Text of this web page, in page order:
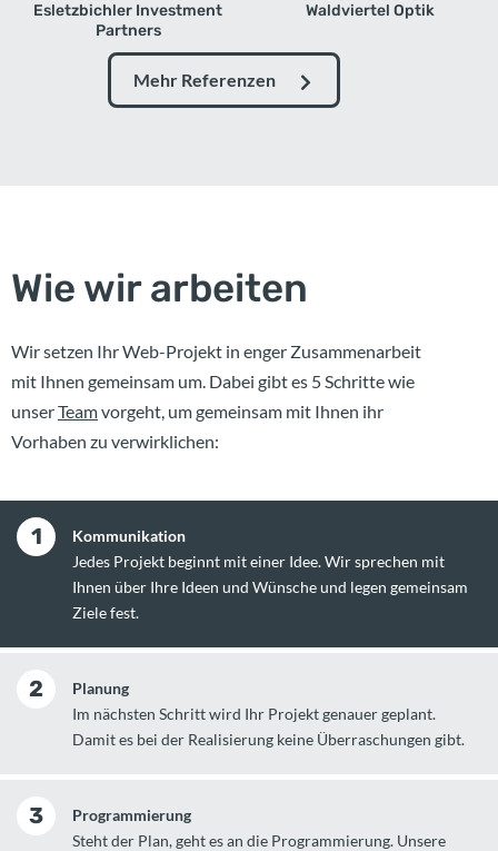
Esletzbichler Investment
Partners
Waldviertel Optik
Mehr Referenzen
Wie wir arbeiten
Wir setzen Ihr Web-Projekt in enger Zusammenarbeit
mit Ihnen gemeinsam um. Dabei gibt es 5 Schritte wie
unserTeamvorgeht, um gemeinsam mit Ihnen ihr
Vorhaben zu verwirklichen:
1
Kommunikation
Jedes Projekt beginnt mit einer Idee. Wir sprechen mit
Ihnen über Ihre Ideen und Wünsche und legen gemeinsam
Ziele fest.
2
Planung
Im nächsten Schritt wird Ihr Projekt genauer geplant.
Damit es bei der Realisierung keine Überraschungen gibt.
3
Programmierung
Steht der Plan, geht es an die Programmierung. Unsere